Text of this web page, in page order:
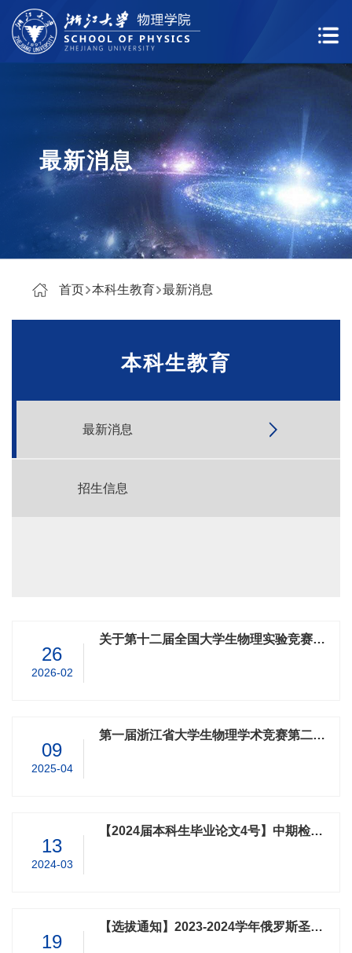
最新消息
首页 本科生教育 最新消息
本科生教育
最新消息
招生信息
26
2026-02
关于第十二届全国大学生物理实验竞赛（创新）的报名通知
09
2025-04
第一届浙江省大学生物理学术竞赛第二轮通知
13
2024-03
【2024届本科生毕业论文4号】中期检查安排
19
【选拔通知】2023-2024学年俄罗斯圣彼得堡彼得大帝理工大学线上寒假课程项目